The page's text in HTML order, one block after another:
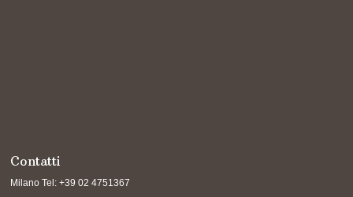
Contatti
Milano Tel: +39 02 4751367